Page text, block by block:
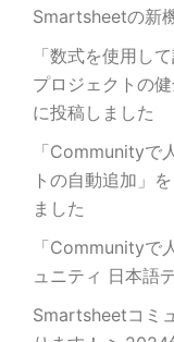
Smartsheetの新
「数式を使用し
プロジェクトの
に投稿しました
「Communityで
トの自動追加」
ました
「Communityで
ュニティ 日本語
Smartsheetコミ